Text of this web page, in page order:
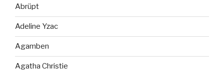
Abrüpt
Adeline Yzac
Agamben
Agatha Christie